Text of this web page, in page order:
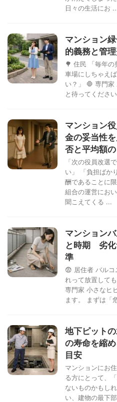
日々の生活にお
マンション
的義務と管
🌳 住民 「毎年
車場にしちゃえ
い？」 🛑 専門家
と待ってくださ
マンション
金の妥当性
否と平均額
「次の役員改選
い」 「負担ばか
酬であることに
組合の運営にお
聞こえてくる ...
マンション
と時期 劣化
準
😨 居住者 バル
れって放置して
専門家 小さなヒ
ます。 まずは「
地下ピット
の寿命を縮
目安
マンションにお
る方にとって、
ないものかもし
い、建物の最下